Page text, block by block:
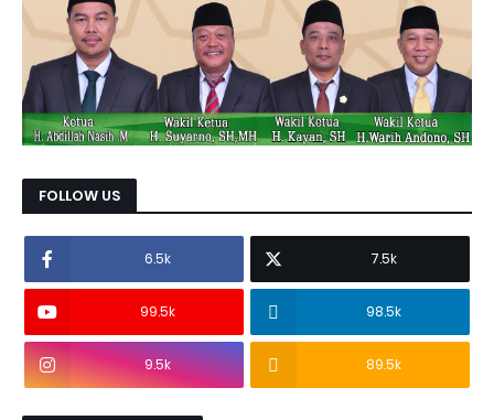
FOLLOW US
6.5k 7.5k
99.5k 98.5k
9.5k 89.5k